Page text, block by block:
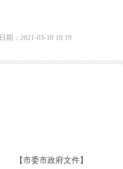
日期：2021-03-10 10:19
【市委市政府文件】